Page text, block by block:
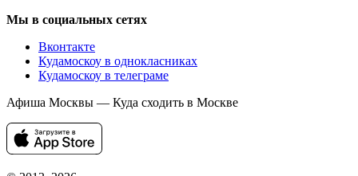
Мы в социальных сетях
Вконтакте
Кудамоскоу в однокласниках
Кудамоскоу в телеграме
Афиша Москвы — Куда сходить в Москве